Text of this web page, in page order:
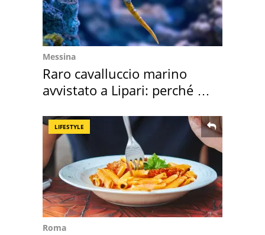
Messina
Raro cavalluccio marino
avvistato a Lipari: perché è
LIFESTYLE
Roma